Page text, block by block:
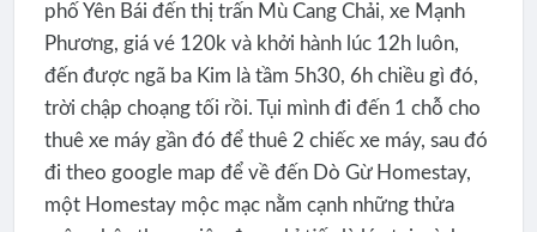
phố Yên Bái đến thị trấn Mù Cang Chải, xe Mạnh
Phương, giá vé 120k và khởi hành lúc 12h luôn,
đến được ngã ba Kim là tầm 5h30, 6h chiều gì đó,
trời chập choạng tối rồi. Tụi mình đi đến 1 chỗ cho
thuê xe máy gần đó để thuê 2 chiếc xe máy, sau đó
đi theo google map để về đến Dò Gừ Homestay,
một Homestay mộc mạc nằm cạnh những thửa